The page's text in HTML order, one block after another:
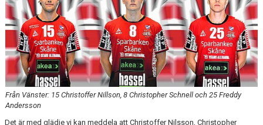
Från Vänster: 15 Christoffer Nillson, 8 Christopher Schnell och 25 Freddy
Andersson
Det är med glädje vi kan meddela att Christoffer Nilsson, Christopher